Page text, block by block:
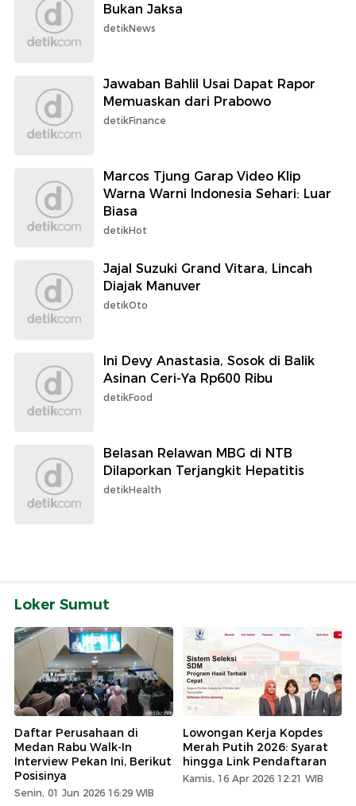
Bukan Jaksa
detikNews
Jawaban Bahlil Usai Dapat Rapor
Memuaskan dari Prabowo
detikFinance
Marcos Tjung Garap Video Klip
Warna Warni Indonesia Sehari: Luar
Biasa
detikHot
Jajal Suzuki Grand Vitara, Lincah
Diajak Manuver
detikOto
Ini Devy Anastasia, Sosok di Balik
Asinan Ceri-Ya Rp600 Ribu
detikFood
Belasan Relawan MBG di NTB
Dilaporkan Terjangkit Hepatitis
detikHealth
Loker Sumut
Daftar Perusahaan di
Medan Rabu Walk-In
Interview Pekan Ini, Berikut
Posisinya
Senin, 01 Jun 2026 16:29 WIB
Lowongan Kerja Kopdes
Merah Putih 2026: Syarat
hingga Link Pendaftaran
Kamis, 16 Apr 2026 12:21 WIB